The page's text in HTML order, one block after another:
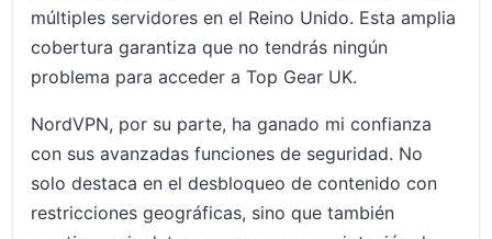
múltiples servidores en el Reino Unido. Esta amplia
cobertura garantiza que no tendrás ningún
problema para acceder a Top Gear UK.
NordVPN, por su parte, ha ganado mi confianza
con sus avanzadas funciones de seguridad. No
solo destaca en el desbloqueo de contenido con
restricciones geográficas, sino que también